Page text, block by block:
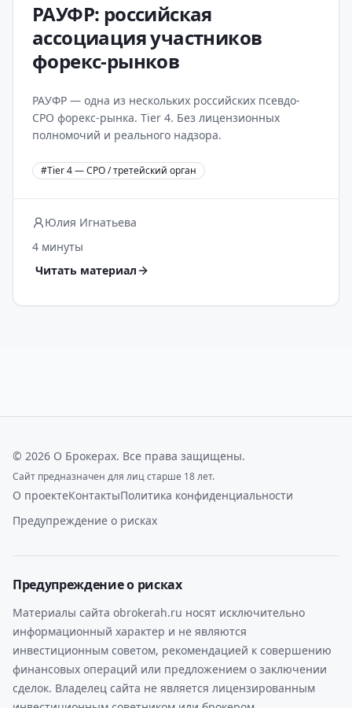
РАУФР: российская
ассоциация участников
форекс-рынков
РАУФР — одна из нескольких российских псевдо-
СРО форекс-рынка. Tier 4. Без лицензионных
полномочий и реального надзора.
#Tier 4 — СРО / третейский орган
Юлия Игнатьева
4 минуты
Читать материал
© 2026 О Брокерах. Все права защищены.
Сайт предназначен для лиц старше 18 лет.
О проектеКонтактыПолитика конфиденциальности
Предупреждение о рисках
Предупреждение о рисках
Материалы сайта obrokerah.ru носят исключительно
информационный характер и не являются
инвестиционным советом, рекомендацией к совершению
финансовых операций или предложением о заключении
сделок. Владелец сайта не является лицензированным